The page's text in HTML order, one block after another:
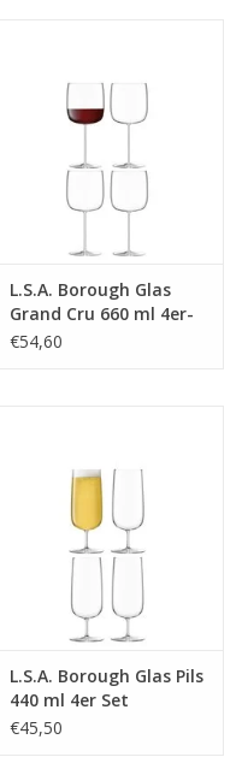
L.S.A. Borough Glas
Grand Cru 660 ml 4er-
Set
€54,60
L.S.A. Borough Glas Pils
440 ml 4er Set
€45,50